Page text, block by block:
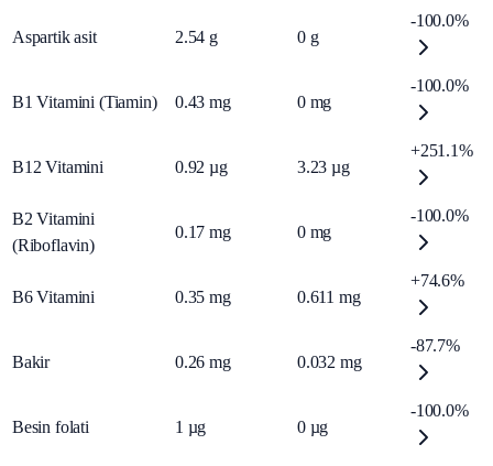
Aspartik asit 2.54 g 0 g
-100.0%
B1 Vitamini (Tiamin) 0.43 mg 0 mg
-100.0%
B12 Vitamini 0.92 µg 3.23 µg
+251.1%
B2 Vitamini
(Riboflavin)
0.17 mg 0 mg
-100.0%
B6 Vitamini 0.35 mg 0.611 mg
+74.6%
Bakir 0.26 mg 0.032 mg
-87.7%
Besin folati 1 µg 0 µg
-100.0%